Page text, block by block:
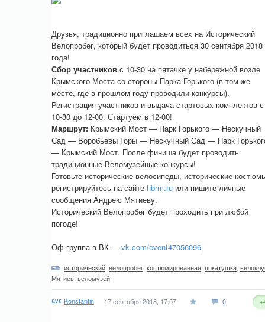
Друзья, традиционно приглашаем всех на Исторический
Велопробег, который будет проводиться 30 сентября 2018
года!
Сбор участников с 10-30 на пятачке у набережной возле
Крымского Моста со стороны Парка Горького (в том же
месте, где в прошлом году проводили конкурсы).
Регистрация участников и выдача стартовых комплектов с
10-30 до 12-00. Стартуем в 12-00!
Маршрут: Крымский Мост — Парк Горького — Нескучный
Сад — Воробьевы Горы — Нескучный Сад — Парк
— Крымский Мост. После финиша будет проводить
традиционные Веломузейные конкурсы!
Готовьте исторические велосипеды, исторические
регистрируйтесь на сайте hbrm.ru или пишите личные
сообщения Андрею Мятиеву.
Исторический Велопробег будет проходить при любой
погоде!
Оф группа в ВК — vk.com/event47056096
исторический велопробег костюмированная покатушка
Мятиев веломузей
Konstantin 17 сентября 2018, 17:57 0